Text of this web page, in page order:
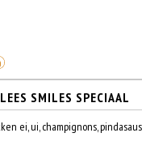
SMILES SPECIAAL
ei, ui, champignons,